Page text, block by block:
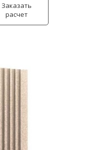
Заказать
расчет